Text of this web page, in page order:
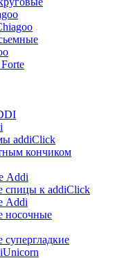
addiClick
кончиком
Addi
спицы к addiClick
Addi
носочные